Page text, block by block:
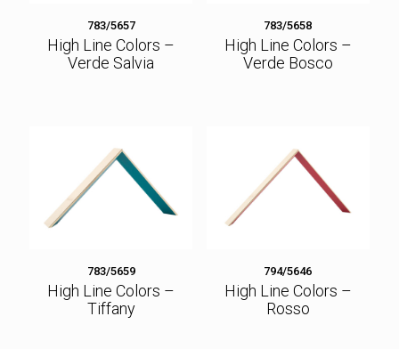
783/5657
High Line Colors –
Verde Salvia
783/5658
High Line Colors –
Verde Bosco
783/5659
High Line Colors –
Tiffany
794/5646
High Line Colors –
Rosso